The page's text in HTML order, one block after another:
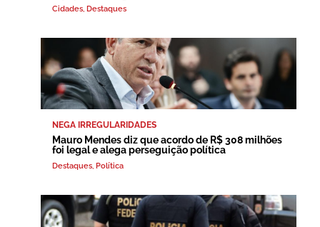
Cidades, Destaques
NEGA IRREGULARIDADES
Mauro Mendes diz que acordo de R$ 308 milhões
foi legal e alega perseguição política
Destaques, Política